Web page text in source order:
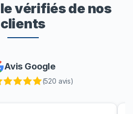
vérifiés de nos
clients
Avis Google
(520 avis)